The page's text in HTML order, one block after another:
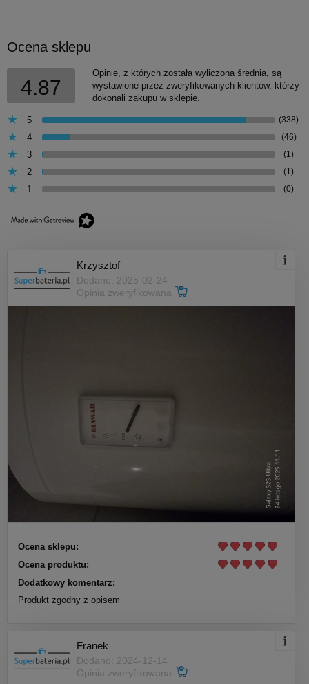
Ocena sklepu
4.87
Opinie, z których została wyliczona średnia, są
wystawione przez zweryfikowanych klientów, którzy
dokonali zakupu w sklepie.
5 (338)
4 (46)
3 (1)
2 (1)
1 (0)
Krzysztof
Dodano: 2025-02-24
Opinia zweryfikowana
Ocena sklepu:
Ocena produktu:
Dodatkowy komentarz:
Produkt zgodny z opisem
Franek
Dodano: 2024-12-14
Opinia zweryfikowana